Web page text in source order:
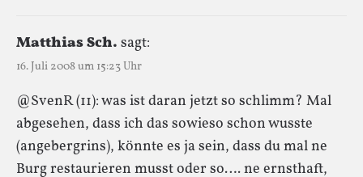
Matthias Sch. sagt:
16. Juli 2008 um 15:23 Uhr
@SvenR (11): was ist daran jetzt so schlimm? Mal
abgesehen, dass ich das sowieso schon wusste
(angebergrins), könnte es ja sein, dass du mal ne
Burg restaurieren musst oder so…. ne ernsthaft,